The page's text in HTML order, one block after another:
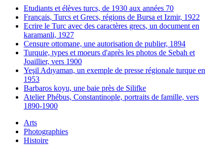
Etudiants et élèves turcs, de 1930 aux années 70
Français, Turcs et Grecs, régions de Bursa et Izmir, 1922
Ecrire le Turc avec des caractères grecs, un document en
karamanli, 1927
Censure ottomane, une autorisation de publier, 1894
Turquie, types et moeurs d'après les photos de Sebah et
Joaillier, vers 1900
Yeşil Adıyaman, un exemple de presse régionale turque en
1953
Barbaros koyu, une baie près de Silifke
Atelier Phébus, Constantinople, portraits de famille, vers
1890-1900
Arts
Photographies
Histoire